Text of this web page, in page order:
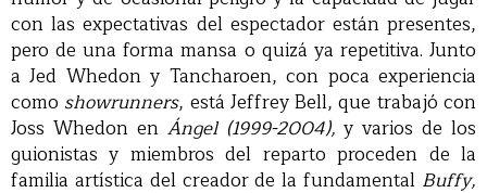
con las expectativas del espectador están presentes,
pero de una forma mansa o quizá ya repetitiva. Junto
a Jed Whedon y Tancharoen, con poca experiencia
como showrunners, está Jeffrey Bell, que trabajó con
Joss Whedon en Ángel (1999-2004), y varios de los
guionistas y miembros del reparto proceden de la
familia artística del creador de la fundamental Buffy,